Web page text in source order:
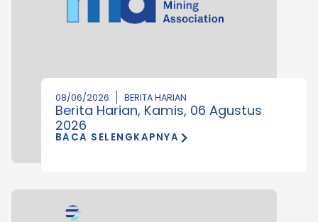
08/06/2026 BERITA HARIAN
Berita Harian, Kamis, 06 Agustus
2026
BACA SELENGKAPNYA